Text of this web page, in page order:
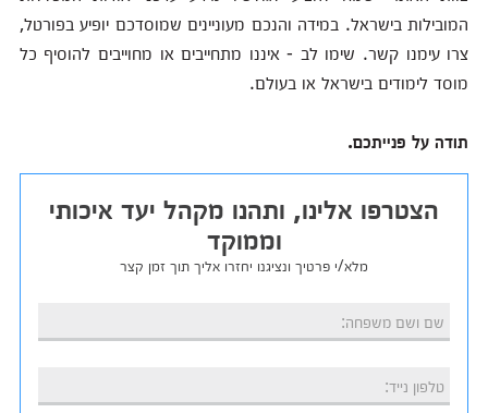
המובילות בישראל. במידה והנכם מעוניינים שמוסדכם יופיע בפורטל,
צרו עימנו קשר. שימו לב - איננו מתחייבים או מחוייבים להוסיף כל
מוסד לימודים בישראל או בעולם.
תודה על פנייתכם.
הצטרפו אלינו, ותהנו מקהל יעד איכותי
וממוקד
מלא/י פרטיך ונציגנו יחזרו אליך תוך זמן קצר
שם ושם משפחה:
טלפון נייד: